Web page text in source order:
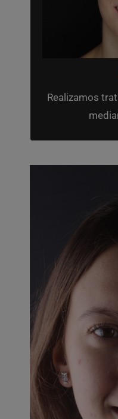
Realizamos
esta
impide el
dientes,